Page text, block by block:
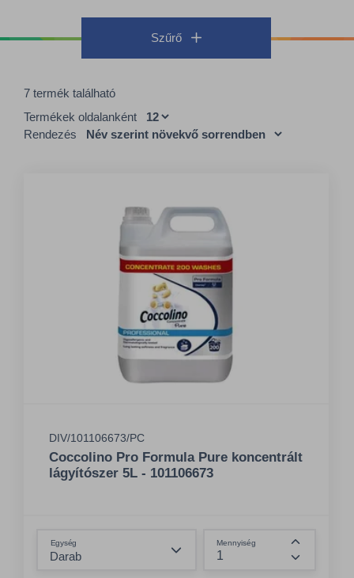
Szűrő
7 termék található
Termékek oldalanként
Rendezés
DIV/101106673/PC
Coccolino Pro Formula Pure koncentrált
lágyítószer 5L - 101106673
Egység Mennyiség
Összeg